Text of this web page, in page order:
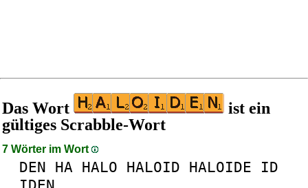
Das Wort
ist ein
gültiges Scrabble-Wort
7 Wörter im Wort
DEN HA HALO HALOID HALOIDE
ID